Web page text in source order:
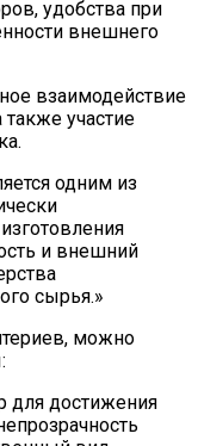
удобства при
внешнего
взаимодействие
участие
одним из
и внешний
сырья.»
можно
для достижения